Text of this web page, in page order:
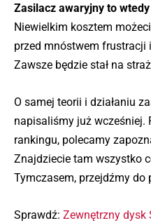
Zasilacz awaryjny to
Niewielkim kosztem
przed mnóstwem frustracji
Zawsze będzie stał na
O samej teorii i działaniu
napisaliśmy już wcześniej.
rankingu, polecamy
Znajdziecie tam wszystko
Tymczasem, przejdźmy do
Sprawdź: Zewnętrzny dysk